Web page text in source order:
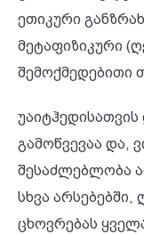
ეთიკური
მეტაფიზიკური
შემოქმედებითი
უაიტჰედისათვის
გამოწვევაა და,
შესაძლებლობა
სხვა არსებებში,
ცხოვრებას